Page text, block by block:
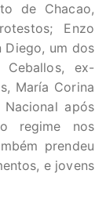
de Chacao,
Enzo
Diego, um dos
ex-
María Corina
após
regime nos
prendeu
e jovens